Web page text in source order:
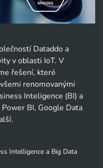
Dataddo a
v oblasti IoT. V
řešení, které
renomovanými
Inteligence (BI) a
BI, Google Data
Intelligence a Big Data